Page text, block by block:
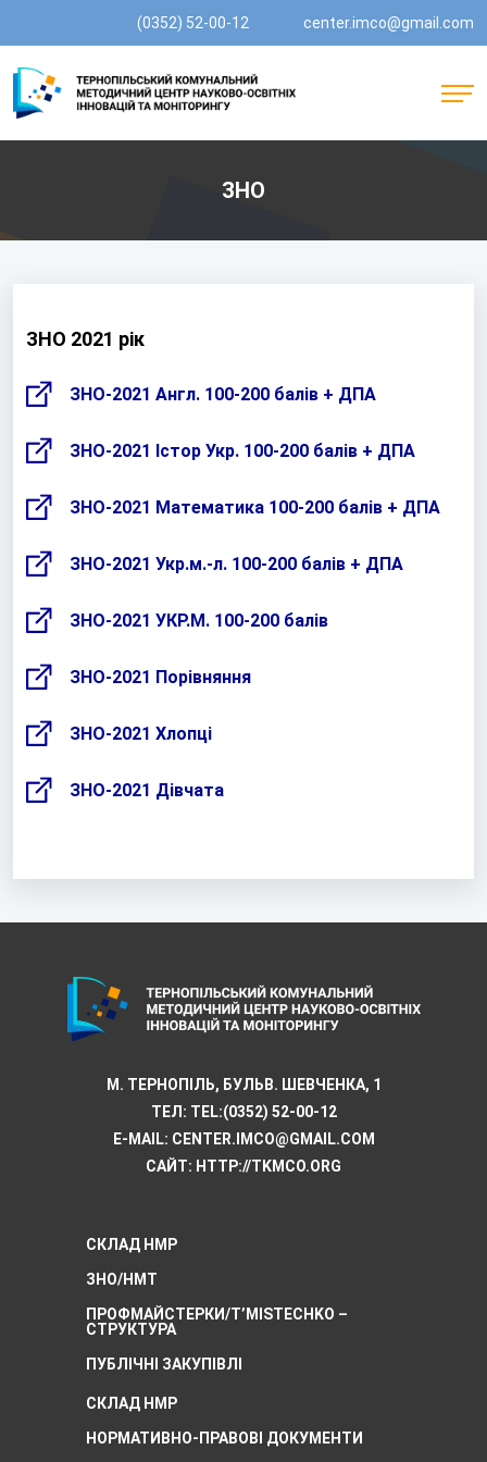
(0352) 52-00-12 center.imco@gmail.com
ЗНО
ЗНО 2021 рік
ЗНО-2021 Англ. 100-200 балів + ДПА
ЗНО-2021 Істор Укр. 100-200 балів + ДПА
ЗНО-2021 Математика 100-200 балів + ДПА
ЗНО-2021 Укр.м.-л. 100-200 балів + ДПА
ЗНО-2021 УКР.М. 100-200 балів
ЗНО-2021 Порівняння
ЗНО-2021 Хлопці
ЗНО-2021 Дівчата
М. ТЕРНОПІЛЬ, БУЛЬВ. ШЕВЧЕНКА, 1
ТЕЛ: TEL:(0352) 52-00-12
E-MAIL: CENTER.IMCO@GMAIL.COM
САЙТ: HTTP://TKMCО.ORG
СКЛАД НМР
НОРМАТИВНО-ПРАВОВІ ДОКУМЕНТИ
СКЛАД НМР
ЗНО/НМТ
ПРОФМАЙСТЕРКИ/T’MISTECHKO –
CТРУКТУРА
ПУБЛІЧНІ ЗАКУПІВЛІ